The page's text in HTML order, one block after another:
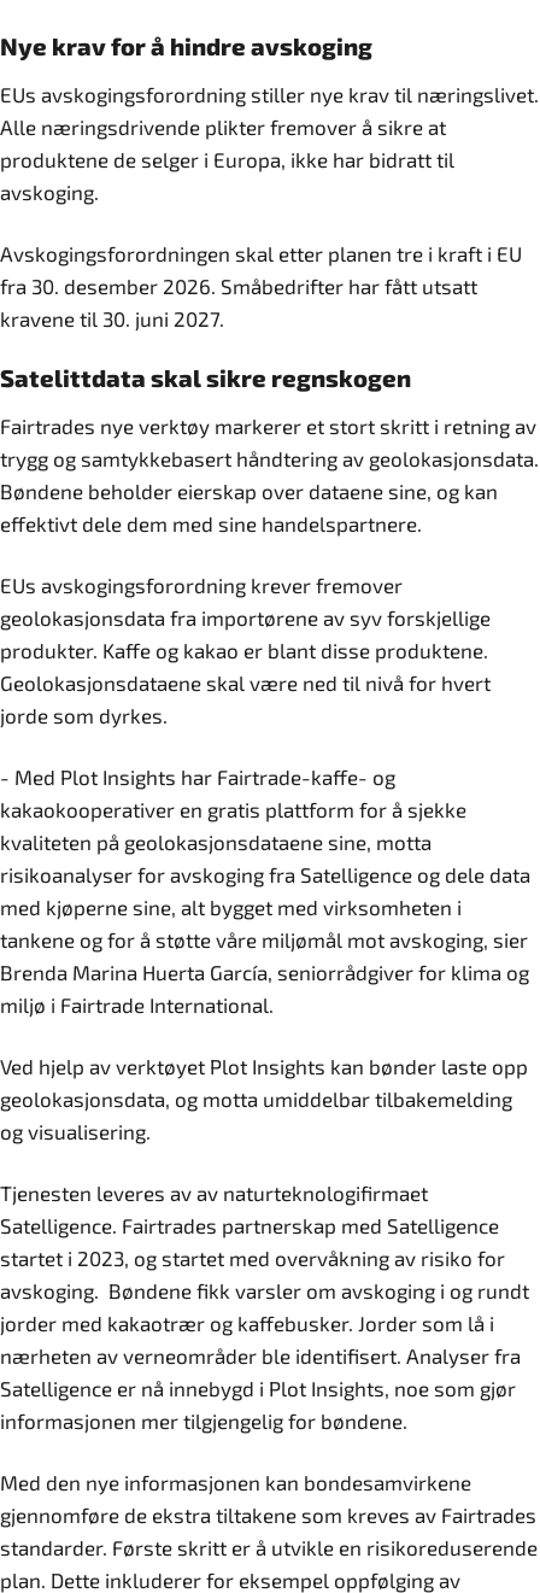
Nye krav for å hindre avskoging
EUs avskogingsforordning stiller nye krav til næringslivet.
Alle næringsdrivende plikter fremover å sikre at
produktene de selger i Europa, ikke har bidratt til
avskoging.
Avskogingsforordningen skal etter planen tre i kraft i EU
fra 30. desember 2026. Småbedrifter har fått utsatt
kravene til 30. juni 2027.
Satelittdata skal sikre regnskogen
Fairtrades nye verktøy markerer et stort skritt i retning av
trygg og samtykkebasert håndtering av geolokasjonsdata.
Bøndene beholder eierskap over dataene sine, og kan
effektivt dele dem med sine handelspartnere.
EUs avskogingsforordning krever fremover
geolokasjonsdata fra importørene av syv forskjellige
produkter. Kaffe og kakao er blant disse produktene.
Geolokasjonsdataene skal være ned til nivå for hvert
jorde som dyrkes.
- Med Plot Insights har Fairtrade-kaffe- og
kakaokooperativer en gratis plattform for å sjekke
kvaliteten på geolokasjonsdataene sine, motta
risikoanalyser for avskoging fra Satelligence og dele data
med kjøperne sine, alt bygget med virksomheten i
tankene og for å støtte våre miljømål mot avskoging, sier
Brenda Marina Huerta García, seniorrådgiver for klima og
miljø i Fairtrade International.
Ved hjelp av verktøyet Plot Insights kan bønder laste opp
geolokasjonsdata, og motta umiddelbar tilbakemelding
og visualisering.
Tjenesten leveres av av naturteknologifirmaet
Satelligence. Fairtrades partnerskap med Satelligence
startet i 2023, og startet med overvåkning av risiko for
avskoging. Bøndene fikk varsler om avskoging i og rundt
jorder med kakaotrær og kaffebusker. Jorder som lå i
nærheten av verneområder ble identifisert. Analyser fra
Satelligence er nå innebygd i Plot Insights, noe som gjør
informasjonen mer tilgjengelig for bøndene.
Med den nye informasjonen kan bondesamvirkene
gjennomføre de ekstra tiltakene som kreves av Fairtrades
standarder. Første skritt er å utvikle en risikoreduserende
plan. Dette inkluderer for eksempel oppfølging av